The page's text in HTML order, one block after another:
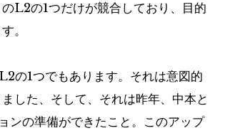
L2の1つだけが競合しており、目的
。
の1つでもあります。それは意図的
した、そして、それは昨年、中本と
ンの準備ができたこと。このアップ